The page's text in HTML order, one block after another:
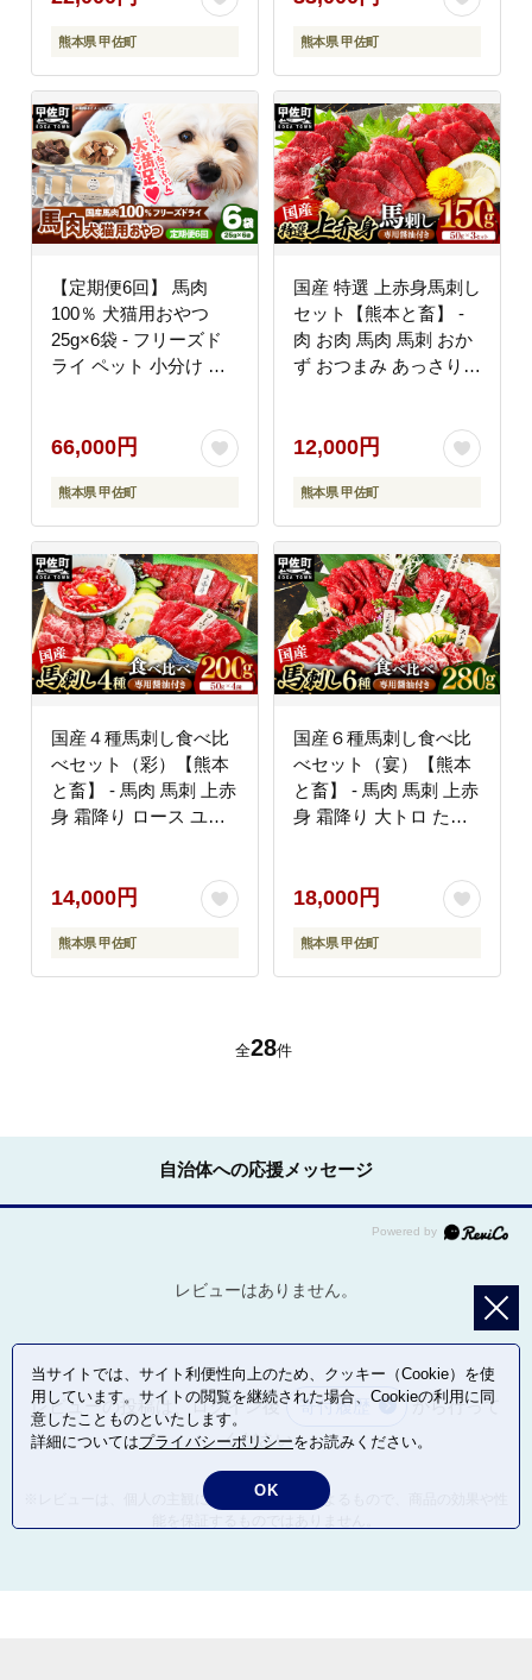
熊本県 甲佐町 熊本県 甲佐町
【定期便6回】 馬肉
100％ 犬猫用おやつ
25g×6袋 - フリーズド
ライ ペット 小分け 常
甲佐町
66,000円
熊本県 甲佐町
国産 特選 上赤身馬刺し
セット【熊本と畜】 -
肉 お肉 馬肉 馬刺 おか
ず おつまみ あっさり
本県 甲佐町
12,000円
熊本県 甲佐町
国産４種馬刺し食べ比
べセット（彩）【熊本
と畜】 - 馬肉 馬刺 上赤
身 霜降り ロース ユッ
レ 国産 国内産 熊本県
14,000円
熊本県 甲佐町
国産６種馬刺し食べ比
べセット（宴）【熊本
と畜】 - 馬肉 馬刺 上赤
身 霜降り 大トロ たて
ロック 醤油付き 国産
国内産 熊本県 甲佐町
18,000円
熊本県 甲佐町
全28件
自治体への応援メッセージ
レビューはありません。
レビューの投稿は、ログイン後 寄付履歴
から行って
ください。
※レビューは、個人の主観による感想・体感によるもので、商品の効果や性
当サイトでは、サイト利便性向上のため、クッキー（Cookie）を使
用しています。サイトの閲覧を継続された場合、Cookieの利用に同
意したことものといたします。
詳細についてはプライバシーポリシーをお読みください。
OK